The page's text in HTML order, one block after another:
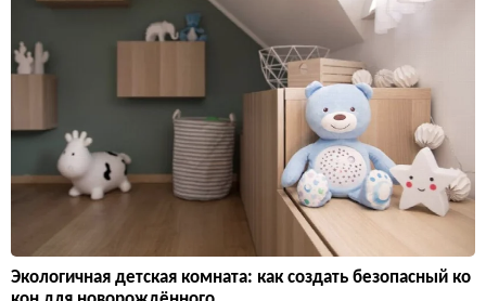
Экологичная детская комната: как создать безопасный ко